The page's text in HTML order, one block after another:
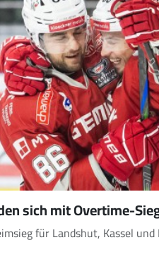
sich mit Overtime-
für Landshut, Kassel